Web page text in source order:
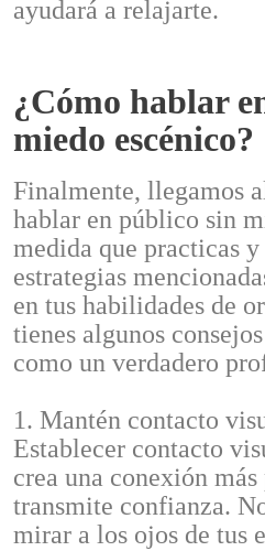
ayudará a relajarte.
¿Cómo hablar
miedo escénico?
Finalmente, llegamos
hablar en público sin
medida que practicas
estrategias
en tus habilidades de
tienes algunos
como un verdadero
1. Mantén contacto
Establecer contacto
crea una conexión
transmite confianza.
mirar a los ojos de tus